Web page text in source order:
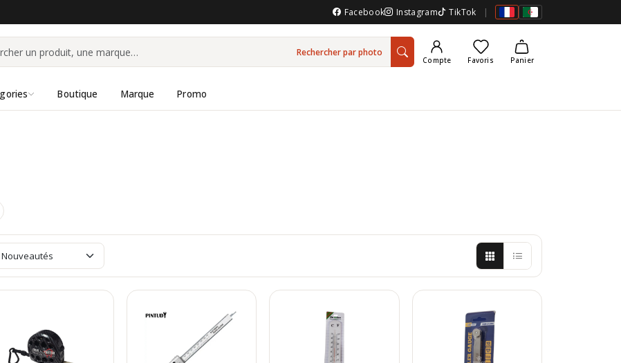
Facebook Instagram TikTok |
Rechercher par photo
Compte Favoris Panier
Boutique Marque Promo